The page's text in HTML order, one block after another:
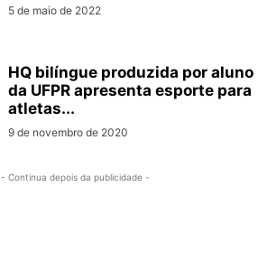
5 de maio de 2022
HQ bilíngue produzida por aluno
da UFPR apresenta esporte para
atletas...
9 de novembro de 2020
- Continua depois da publicidade -